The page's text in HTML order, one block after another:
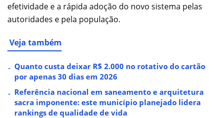
efetividade e a rápida adoção do novo sistema pelas
autoridades e pela população.
Veja também
Quanto custa deixar R$ 2.000 no rotativo do cartão
por apenas 30 dias em 2026
Referência nacional em saneamento e arquitetura
sacra imponente: este município planejado lidera
rankings de qualidade de vida